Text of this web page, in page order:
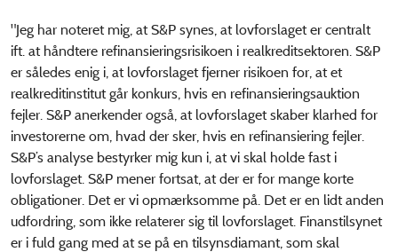
"Jeg har noteret mig, at S&P synes, at lovforslaget er centralt
ift. at håndtere refinansieringsrisikoen i realkreditsektoren. S&P
er således enig i, at lovforslaget fjerner risikoen for, at et
realkreditinstitut går konkurs, hvis en refinansieringsauktion
fejler. S&P anerkender også, at lovforslaget skaber klarhed for
investorerne om, hvad der sker, hvis en refinansiering fejler.
S&P’s analyse bestyrker mig kun i, at vi skal holde fast i
lovforslaget. S&P mener fortsat, at der er for mange korte
obligationer. Det er vi opmærksomme på. Det er en lidt anden
udfordring, som ikke relaterer sig til lovforslaget. Finanstilsynet
er i fuld gang med at se på en tilsynsdiamant, som skal